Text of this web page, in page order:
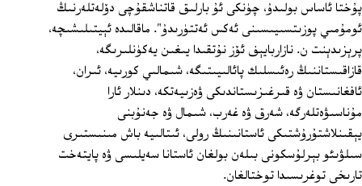
پۇختا ئاساس بولىدۇ، چۈنكى ئۇ بارلىق قاتناشقۇچى دۆلەتلەرنىڭ
ئومۇمىي پوزىتسىيىسىنى ئەكس ئەتتۈرىدۇ". ماقالىدە ئېيتىلىشىچە،
پرېزىدېنت ن. نازاربايېف ئۆز نۇتقىدا يىغىن يەكۈنلىرىگە،
قازاقىستاننىڭ رەئىسلىك پائالىيىتىگە، شىمالىي كورىيە، ئىران،
ئافغانىستان ۋە قىرغىزىستاندىكى ۋەزىيەتكە، دىنلار ئارا
مۇناسىۋەتلەرگە، شەرق ۋە غەرب، شىمال ۋە جەنۇبنى
يېقىنلاشتۇرۇشتىكى ئاستانىنىڭ رولى، ئىتالىيە باش مىنىستىرى
سىلۋىئو بېرلۇسكونى بىلەن بولغان ئاستانا سەيلىسى ۋە پايتەخت
تارىخى توغرىسىدا توختالغان.